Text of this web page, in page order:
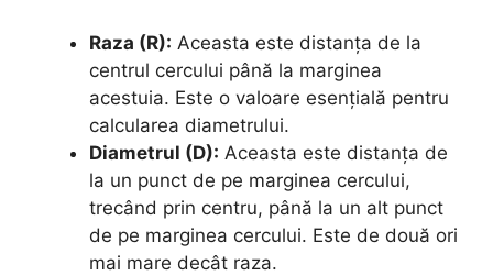
Raza (R): Aceasta este distanța de la
centrul cercului până la marginea
acestuia. Este o valoare esențială pentru
calcularea diametrului.
Diametrul (D): Aceasta este distanța de
la un punct de pe marginea cercului,
trecând prin centru, până la un alt punct
de pe marginea cercului. Este de două ori
mai mare decât raza.